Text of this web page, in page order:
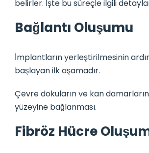
belirler. İşte bu süreçle ilgili
Bağlantı Oluşumu
İmplantların yerleştirilmesinin
başlayan ilk aşamadır.
Çevre dokuların ve kan
yüzeyine bağlanması.
Fibröz Hücre